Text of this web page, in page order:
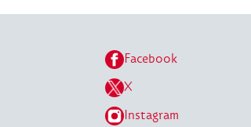
Facebook
X
Instagram